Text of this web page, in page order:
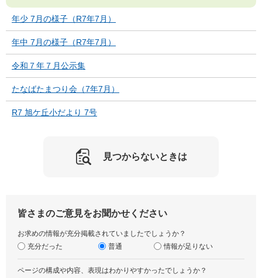
年少 7月の様子（R7年7月）
年中 7月の様子（R7年7月）
令和７年７月公示集
たなばたまつり会（7年7月）
R7 旭ケ丘小だより 7号
見つからないときは
皆さまのご意見をお聞かせください
お求めの情報が充分掲載されていましたでしょうか？
充分だった
普通 情報が足りない
ページの構成や内容、表現はわかりやすかったでしょうか？